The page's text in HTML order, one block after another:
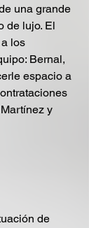
una grande
de lujo. El
los
Bernal,
espacio a
y
de